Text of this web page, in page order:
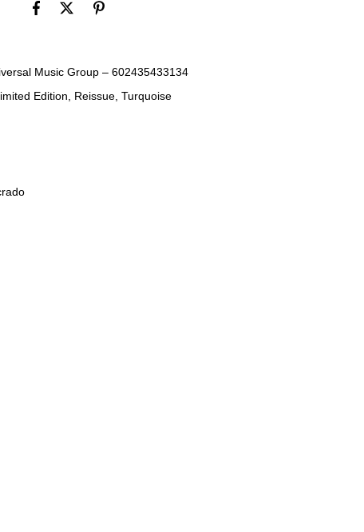
Music Group – 602435433134
Edition, Reissue, Turquoise